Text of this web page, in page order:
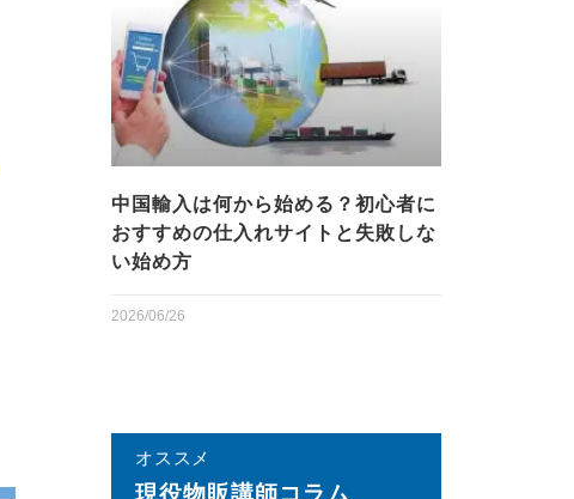
中国輸入は何から始める？初心者に
おすすめの仕入れサイトと失敗しな
い始め方
2026/06/26
オススメ
現役物販講師コラム